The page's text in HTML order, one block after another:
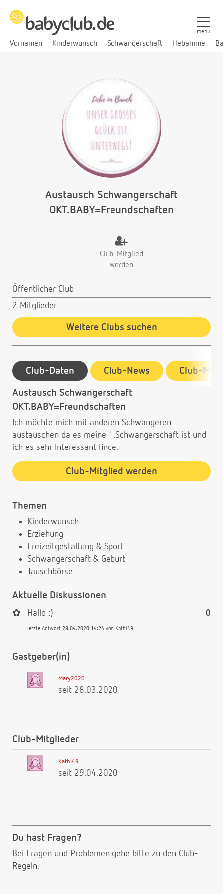
Vornamen Kinderwunsch Schwangerschaft Hebamme
menü
Austausch Schwangerschaft
OKT.BABY=Freundschaften
Club-Mitglied
werden
Öffentlicher Club
2 Mitglieder
Weitere Clubs suchen
Club-Daten Club-News Club-
Austausch Schwangerschaft
OKT.BABY=Freundschaften
Ich möchte mich mit anderen Schwangeren
austauschen da es meine 1.Schwangerschaft ist und
ich es sehr Interessant finde.
Club-Mitglied werden
Themen
Kinderwunsch
Erziehung
Freizeitgestaltung & Sport
Schwangerschaft & Geburt
Tauschbörse
Aktuelle Diskussionen
0
✿ Hallo :)
letzte Antwort 29.04.2020 14:24 von Kathi49
Gastgeber(in)
Mary2020
seit 28.03.2020
Club-Mitglieder
Kathi49
seit 29.04.2020
Du hast Fragen?
Bei Fragen und Problemen gehe bitte zu den Club-
Regeln.